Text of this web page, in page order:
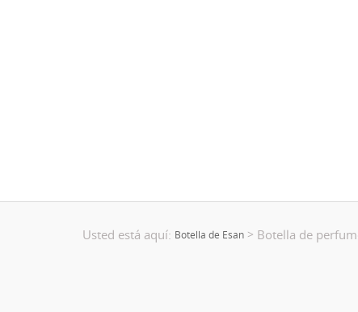
Usted está aquí: Botella de Esan > Botella de